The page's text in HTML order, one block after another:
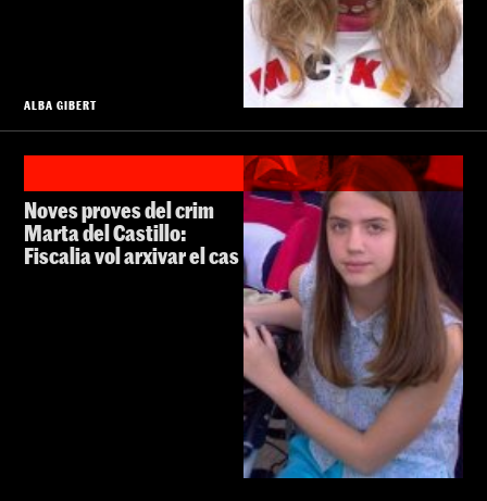
ALBA GIBERT
Noves proves del crim
Marta del Castillo:
Fiscalia vol arxivar el cas